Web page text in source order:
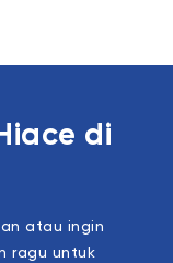
di
atau ingin
ragu untuk